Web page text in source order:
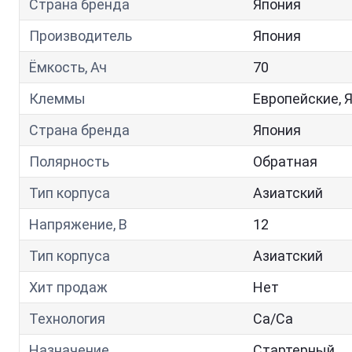
Страна бренда
Япония
Производитель
Япония
Ёмкость, Ач
70
Клеммы
Европейские,
Страна бренда
Япония
Полярность
Обратная
Тип корпуса
Азиатский
Напряжение, В
12
Тип корпуса
Азиатский
Хит продаж
Нет
Технология
Са/Са